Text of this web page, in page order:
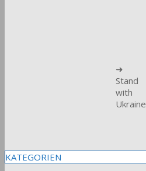
➜
Stand
with
Ukraine
KATEGORIEN